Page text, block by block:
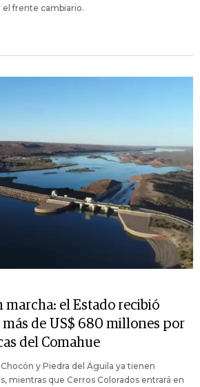
el frente cambiario.
marcha: el Estado recibió
de US$ 680 millones por
del Comahue
Chocón y Piedra del Águila ya tienen
mientras que Cerros Colorados entrará en